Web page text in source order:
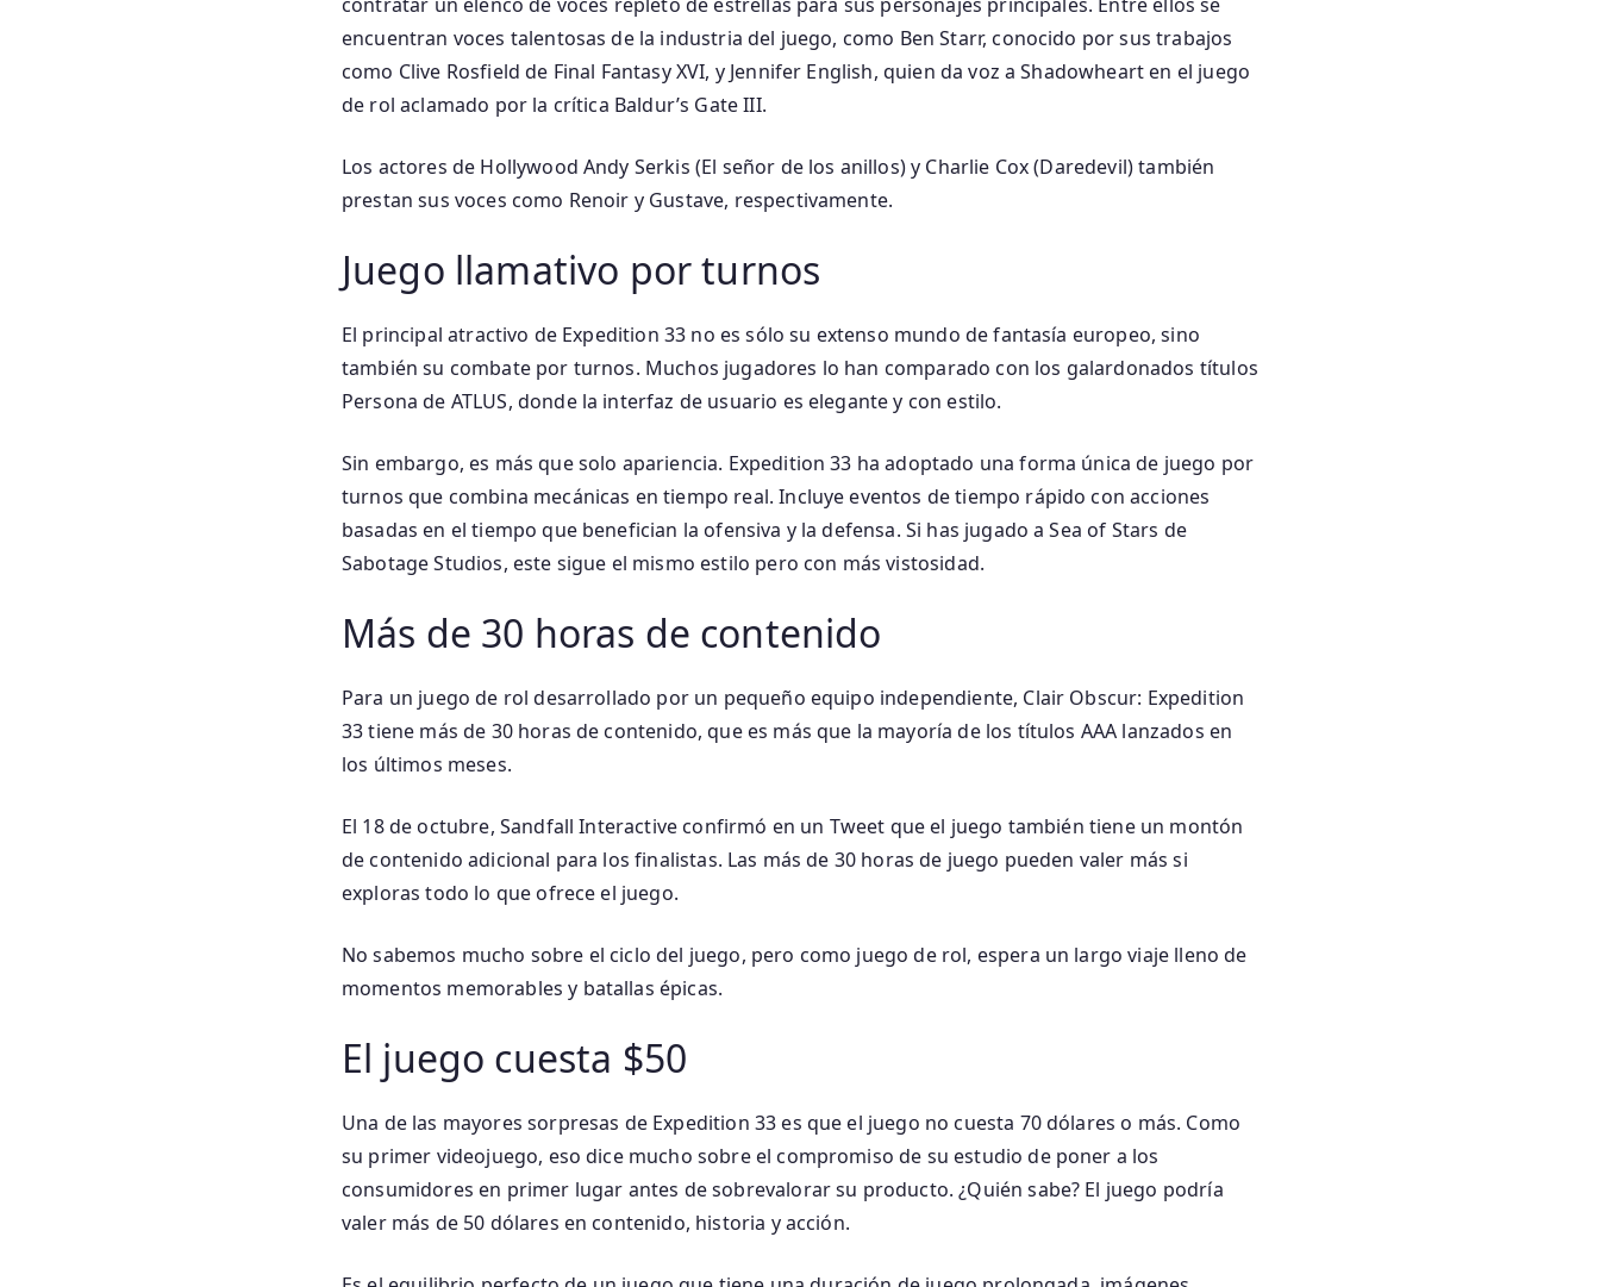
encuentran voces talentosas de la industria del juego, como Ben Starr, conocido por sus trabajos
como Clive Rosfield de Final Fantasy XVI, y Jennifer English, quien da voz a Shadowheart en el juego
de rol aclamado por la crítica Baldur’s Gate III.
Los actores de Hollywood Andy Serkis (El señor de los anillos) y Charlie Cox (Daredevil) también
prestan sus voces como Renoir y Gustave, respectivamente.
Juego llamativo por turnos
El principal atractivo de Expedition 33 no es sólo su extenso mundo de fantasía europeo, sino
también su combate por turnos. Muchos jugadores lo han comparado con los galardonados títulos
Persona de ATLUS, donde la interfaz de usuario es elegante y con estilo.
Sin embargo, es más que solo apariencia. Expedition 33 ha adoptado una forma única de juego por
turnos que combina mecánicas en tiempo real. Incluye eventos de tiempo rápido con acciones
basadas en el tiempo que benefician la ofensiva y la defensa. Si has jugado a Sea of ​​Stars de
Sabotage Studios, este sigue el mismo estilo pero con más vistosidad.
Más de 30 horas de contenido
Para un juego de rol desarrollado por un pequeño equipo independiente, Clair Obscur: Expedition
33 tiene más de 30 horas de contenido, que es más que la mayoría de los títulos AAA lanzados en
los últimos meses.
El 18 de octubre, Sandfall Interactive confirmó en un Tweet que el juego también tiene un montón
de contenido adicional para los finalistas. Las más de 30 horas de juego pueden valer más si
exploras todo lo que ofrece el juego.
No sabemos mucho sobre el ciclo del juego, pero como juego de rol, espera un largo viaje lleno de
momentos memorables y batallas épicas.
El juego cuesta $50
Una de las mayores sorpresas de Expedition 33 es que el juego no cuesta 70 dólares o más. Como
su primer videojuego, eso dice mucho sobre el compromiso de su estudio de poner a los
consumidores en primer lugar antes de sobrevalorar su producto. ¿Quién sabe? El juego podría
valer más de 50 dólares en contenido, historia y acción.